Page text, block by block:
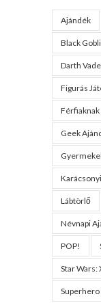
Ajándék
Black
Darth
Figurás
Férfiaknak
Geek
Lábtörlő
Névnapi
POP!
Star
Superhero